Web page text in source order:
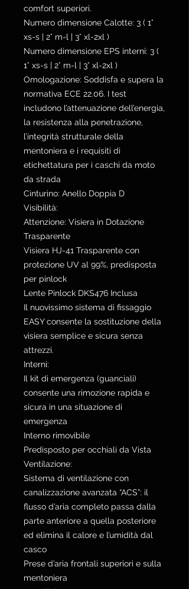
comfort superiori.
Numero dimensione Calotte: 3 ( 1°
xs-s | 2° m-l | 3° xl-2xl )
Numero dimensione EPS interni: 3 (
1° xs-s | 2° m-l | 3° xl-2xl )
Omologazione: Soddisfa e supera la
normativa ECE 22.06. I test
includono l’attenuazione dell’energia,
la resistenza alla penetrazione,
l’integrità strutturale della
mentoniera e i requisiti di
etichettatura per i caschi da moto
da strada
Cinturino: Anello Doppia D
Visibilità:
Attenzione: Visiera in Dotazione
Trasparente
Visiera HJ-41 Trasparente con
protezione UV al 99%, predisposta
per pinlock
Lente Pinlock DKS476 Inclusa
Il nuovissimo sistema di fissaggio
EASY consente la sostituzione della
visiera semplice e sicura senza
attrezzi.
Interni:
Il kit di emergenza (guanciali)
consente una rimozione rapida e
sicura in una situazione di
emergenza
Interno rimovibile
Predisposto per occhiali da Vista
Ventilazione:
Sistema di ventilazione con
canalizzazione avanzata “ACS”: il
flusso d’aria completo passa dalla
parte anteriore a quella posteriore
ed elimina il calore e l’umidità dal
casco
Prese d’aria frontali superiori e sulla
mentoniera